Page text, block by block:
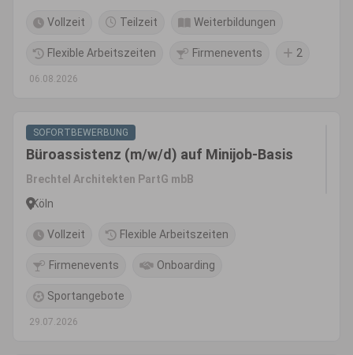
Vollzeit Teilzeit Weiterbildungen
Flexible Arbeitszeiten Firmenevents 2
06.08.2026
SOFORTBEWERBUNG
Büroassistenz (m/w/d) auf Minijob-Basis
Brechtel Architekten PartG mbB
Köln
Vollzeit Flexible Arbeitszeiten
Firmenevents Onboarding
Sportangebote
29.07.2026